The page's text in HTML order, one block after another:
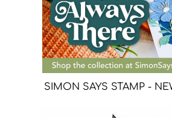
SIMON SAYS STAMP -